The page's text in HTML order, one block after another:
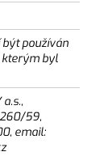
používán
kterým byl
a.s.,
59,
email: